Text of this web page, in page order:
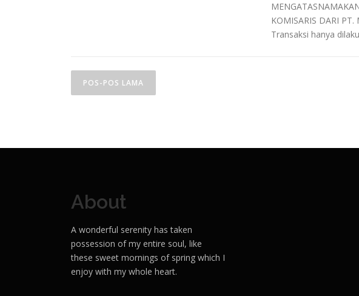
KOMISARIS DARI
Transaksi hanya
N
a
s
i
p
o
POS-POS LAMA
About
A wonderful serenity has taken
possession of my entire soul, like
these sweet mornings of spring which I
enjoy with my whole heart.